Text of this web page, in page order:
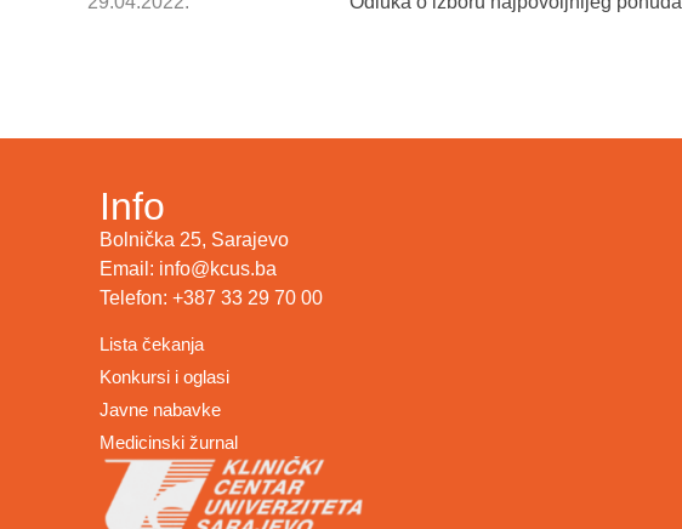
Info
Bolnička 25, Sarajevo
Email: info@kcus.ba
Telefon: +387 33 29 70 00
Lista čekanja
Konkursi i oglasi
Javne nabavke
Medicinski žurnal